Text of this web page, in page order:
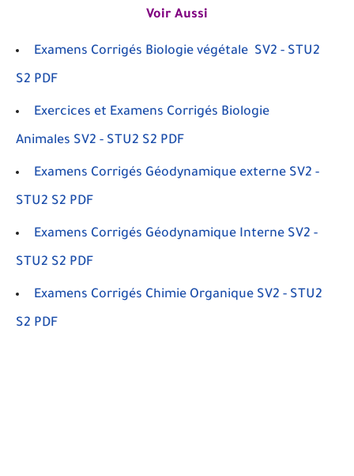
Voir Aussi
Examens Corrigés Biologie végétale SV2 - STU2
S2 PDF
Exercices et Examens Corrigés Biologie
Animales SV2 - STU2 S2 PDF
Examens Corrigés Géodynamique externe SV2 -
STU2 S2 PDF
Examens Corrigés Géodynamique Interne SV2 -
STU2 S2 PDF
Examens Corrigés Chimie Organique SV2 - STU2
S2 PDF